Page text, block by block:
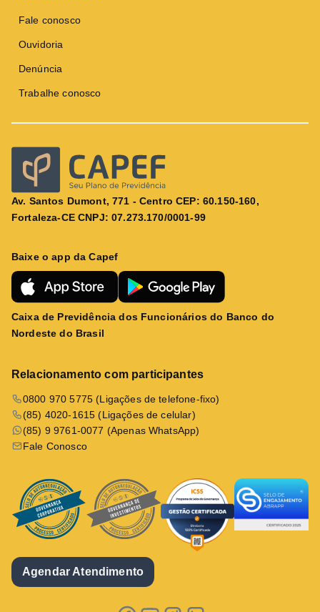
Fale conosco
Ouvidoria
Denúncia
Trabalhe conosco
Av. Santos Dumont, 771 - Centro CEP: 60.150-160,
Fortaleza-CE CNPJ: 07.273.170/0001-99
Baixe o app da Capef
Caixa de Previdência dos Funcionários do Banco do
Nordeste do Brasil
Relacionamento com participantes
0800 970 5775 (Ligações de telefone-fixo)
(85) 4020-1615 (Ligações de celular)
(85) 9 9761-0077 (Apenas WhatsApp)
Fale Conosco
Agendar Atendimento